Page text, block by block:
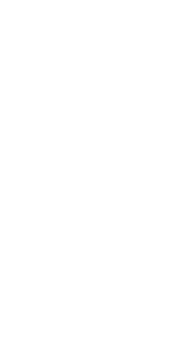
Другие
Реестр